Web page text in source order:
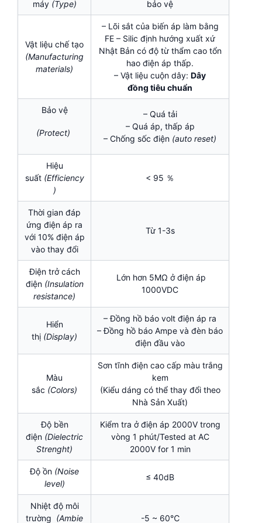
máy (Type) bảo vệ
Vật liệu chế tạo
(Manufacturing
materials)
– Lõi sắt của biến áp làm bằng
FE – Silic định hướng xuất xứ
Nhật Bản có độ từ thẩm cao tổn
hao điện áp thấp.
– Vật liệu cuộn dây: Dây
đồng tiêu chuẩn
Bảo vệ
(Protect)
– Quá tải
– Quá áp, thấp áp
– Chống sốc điện (auto reset)
Hiệu
suất(Efficiency
)
< 95 ％
Thời gian đáp
ứng điện áp ra
với 10% điện áp
vào thay đổi
Từ 1-3s
Điện trở cách
điện (Insulation
resistance)
Lớn hơn 5MΩ ở điện áp
1000VDC
Hiển
thị (Display)
– Đồng hồ báo volt điện áp ra
– Đồng hồ báo Ampe và đèn báo
điện đầu vào
Màu
sắc (Colors)
Sơn tĩnh điện cao cấp màu trắng
kem
(Kiểu dáng có thể thay đổi theo
Nhà Sản Xuất)
Độ bền
điện (Dielectric
Strenght)
Kiểm tra ở điện áp 2000V trong
vòng 1 phút/Tested at AC
2000V for 1 min
Độ ồn (Noise
level)
≤ 40dB
Nhiệt độ môi
trường (Ambie
-5 ~ 60℃